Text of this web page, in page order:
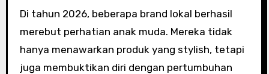
Di tahun 2026, beberapa brand lokal berhasil
merebut perhatian anak muda. Mereka tidak
hanya menawarkan produk yang stylish, tetapi
juga membuktikan diri dengan pertumbuhan